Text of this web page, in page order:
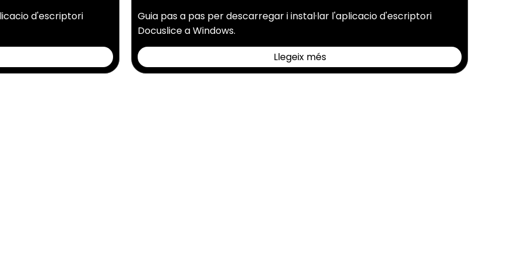
d'escriptori
Guia pas a pas per descarregar i instal·lar l'aplicacio d'escriptori
Docuslice a Windows.
Llegeix més